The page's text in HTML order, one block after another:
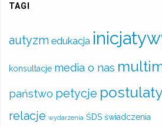
TAGI
autyzm edukacja
konsultacje media o nas
państwo petycje postulaty
relacje wydarzenia ŚDS świadczenia